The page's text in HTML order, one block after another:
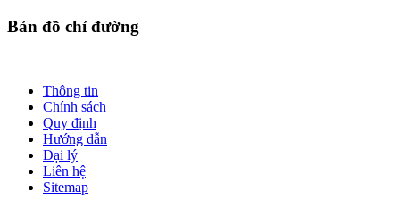
Bản đồ chỉ đường
Thông tin
Chính sách
Quy định
Hướng dẫn
Đại lý
Liên hệ
Sitemap